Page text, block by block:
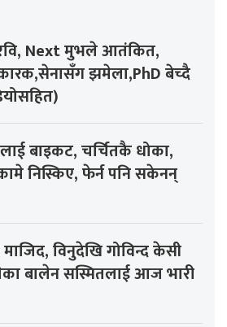
रवि, Next मुभले आतंकित,
कारक,सेनासँग झमेला,PhD बेच्दै
बाइकट, चर्चितकै धोका,
निस्किए, फेर्न पनि सकेनन्
विनुदेखि गोविन्द केसी
बालेन सस्मितलाई आज भारी